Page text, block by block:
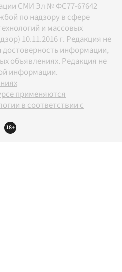
СМИ Эл № ФС77-67642
по надзору в сфере
и массовых
10.11.2016 г. Редакция не
достоверность информации,
объявлениях. Редакция не
информации.
применяются
в соответствии с
18+